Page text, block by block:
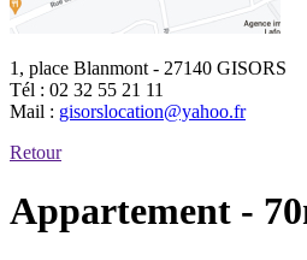
1, place Blanmont - 27140 GISORS
Tél : 02 32 55 21 11
Mail : gisorslocation@yahoo.fr
Retour
Appartement -